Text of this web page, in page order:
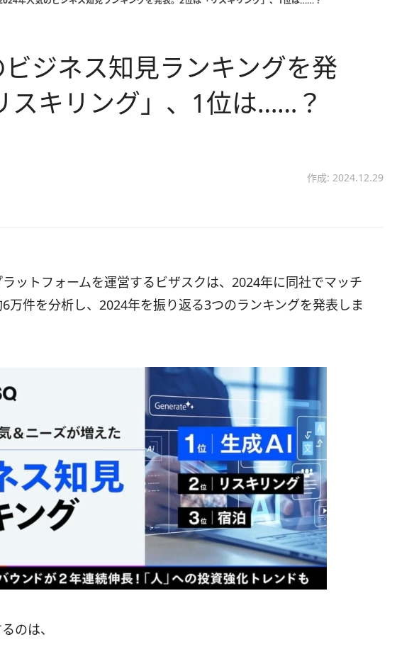
ジネス知見ランキングを発
スキリング」、1位は……？
作成: 2024.12.29
ットフォームを運営するビザスクは、2024年に同社でマッチ
万件を分析し、2024年を振り返る3つのランキングを発表しま
のは、